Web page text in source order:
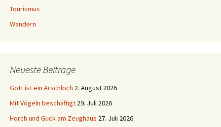
Tourismus
Wandern
Neueste Beiträge
Gott ist ein Arschloch 2. August 2026
Mit Vögeln beschäftigt 29. Juli 2026
Horch und Guck am Zeughaus 27. Juli 2026